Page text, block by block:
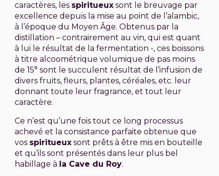
caractères, les spiritueuxsont le breuvage par
excellence depuis la mise au point de l’alambic,
à l’époque du Moyen Âge. Obtenus par la
distillation – contrairement au vin, qui est quant
à lui le résultat de la fermentation -, ces boissons
à titre alcoométrique volumique de pas moins
de 15° sont le succulent résultat de l’infusion de
divers fruits, fleurs, plantes, céréales, etc. leur
donnant toute leur fragrance, et tout leur
caractère.
Ce n’est qu’une fois tout ce long processus
achevé et la consistance parfaite obtenue que
vos spiritueuxsont prêts à être mis en bouteille
et qu’ils sont présentés dans leur plus bel
habillage à la Cave du Roy.